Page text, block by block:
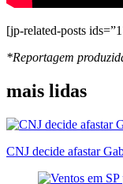
[jp-related-posts
*Reportagem
mais lidas
CNJ decide afastar